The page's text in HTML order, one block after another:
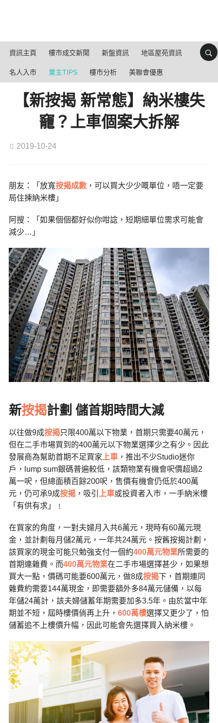
資訊主頁 樓市成交新聞 新盤資訊 地區屋苑資訊
名人入市 業主TIPS 樓市分析 美聯會優惠
【新按揭 新常態】納米樓失
竉？上車個案大拆解
2019-10-24
朋友：「放寬按揭成數，可以買大少少嘅單位，唔一定要
局住揀納米樓」
阿搜：「如果個個都好似你咁諗，短期細單位需求可能會
減少…」
新按揭計劃 儲首期時間大減
以往做9成按揭只限400萬以下物業，首期只需要40萬元，
但在二手市場買到的400萬元以下物業選擇少之有少。因此
發展商為幫助首期不足買家 上車，推出不少Studio迷你
戶，lump sum銀碼普遍較低，該類物業有機會呎價超過2
萬一呎，但總面積百餘200呎，售價有機會仍低於400萬
元，仍可承9成按揭，吸引 上車或投資者入巿，一手納米樓
「有供有求」﹗
在買家的角度，一對夫婦月入共6萬元，現時有60萬元現
金，並計劃每月儲2萬元，一年共24萬元。按舊按揭計劃，
該買家的現金可能只勉強支付一個約400萬元物業所需要的
首期連雜費。而400萬元物業在二手巿場選擇甚少，如果想
買大一點，價碼可能要600萬元，做8成按揭下，首期連同
雜費約需要144萬現金，即需要額外多84萬元儲備，以每
年儲24萬計，該夫婦儲蓄年期需要加多3.5年。由於當中年
期並不短，屆時樓價倘再上升， 600萬樓選擇又更少了，怕
儲蓄追不上樓價升幅，因此可能會先選擇買入納米樓。